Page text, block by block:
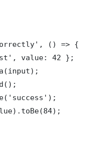
() => {
value: 42 };